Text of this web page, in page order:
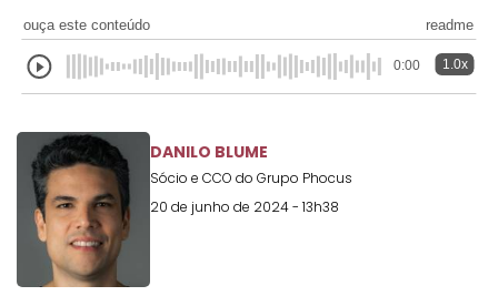
Creative
Commerce
Creative Data
Creative
Effectiveness
Creative
Strategy
Entertainment
for Music
Entertainment
Film
Film Craft
Media
Outdoor
PR
Creative Brand
Creative
Business
Creative
Commerce
Creative Data
Entertainment
Entertainment
for Gaming
Entertainment
for Music
Entertainment
Innovation
Luxury
Outdoor
Titanium
ouça este conteúdo readme
0:00 1.0x
DANILO BLUME
Sócio e CCO do Grupo Phocus
20 de junho de 2024 - 13h38